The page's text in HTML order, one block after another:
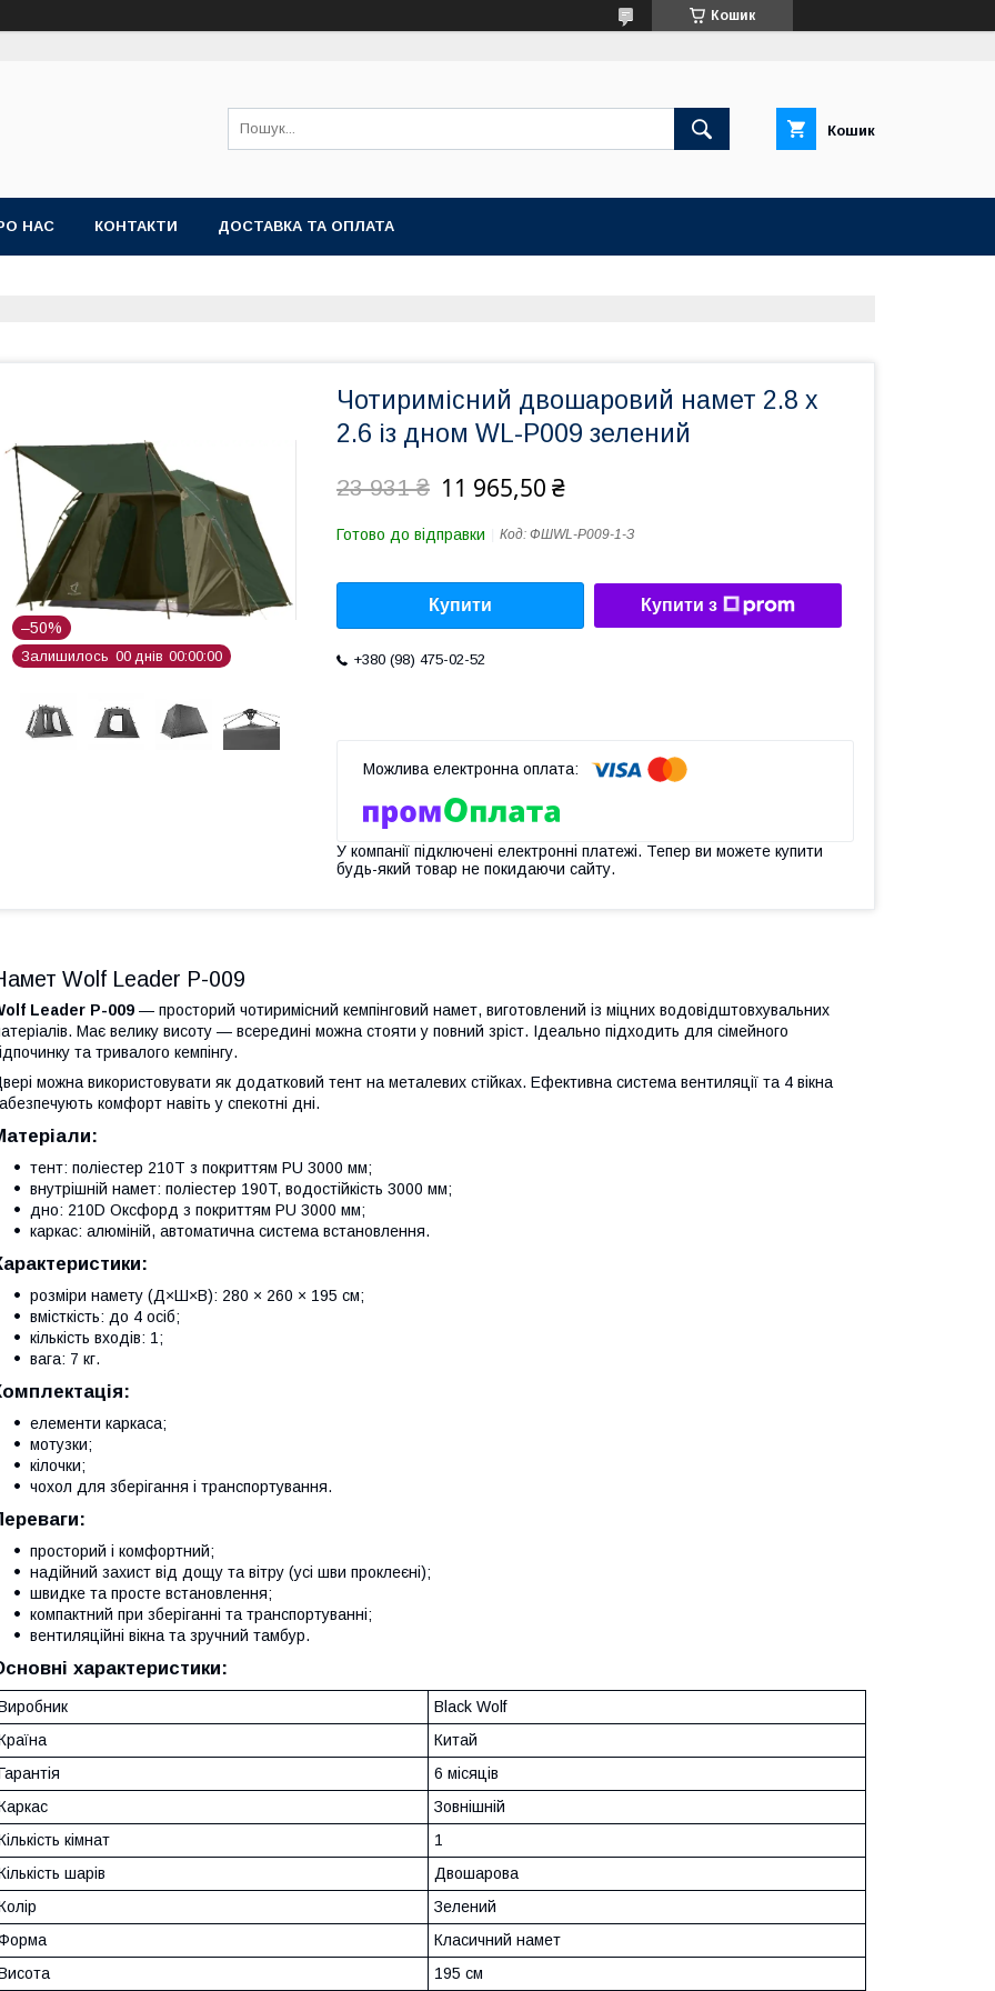
Кошик
Кошик
НАС КОНТАКТИ ДОСТАВКА ТА ОПЛАТА
–50%
Залишилось 00 днів 00 00 00
Чотиримісний двошаровий намет 2.8 х
2.6 із дном WL-P009 зелений
23 931 ₴ 11 965,50 ₴
Готово до відправки Код: ФШWL-P009-1-З
Купити Купити з
+380 (98) 475-02-52
У компанії підключені електронні платежі. Тепер ви можете купити
будь-який товар не покидаючи сайту.
Wolf Leader P-009
Leader P-009 — просторий чотиримісний кемпінговий намет, виготовлений із міцних водовідштовхувальних
Має велику висоту — всередині можна стояти у повний зріст. Ідеально підходить для сімейного
та тривалого кемпінгу.
можна використовувати як додатковий тент на металевих стійках. Ефективна система вентиляції та 4 вікна
комфорт навіть у спекотні дні.
тент: поліестер 210T з покриттям PU 3000 мм;
внутрішній намет: поліестер 190T, водостійкість 3000 мм;
дно: 210D Оксфорд з покриттям PU 3000 мм;
каркас: алюміній, автоматична система встановлення.
розміри намету (Д×Ш×В): 280 × 260 × 195 см;
вмісткість: до 4 осіб;
кількість входів: 1;
вага: 7 кг.
елементи каркаса;
мотузки;
кілочки;
чохол для зберігання і транспортування.
просторий і комфортний;
надійний захист від дощу та вітру (усі шви проклеєні);
швидке та просте встановлення;
компактний при зберіганні та транспортуванні;
вентиляційні вікна та зручний тамбур.
характеристики:
Black Wolf
Китай
6 місяців
Зовнішній
кімнат
1
шарів
Двошарова
Зелений
Класичний намет
195 см